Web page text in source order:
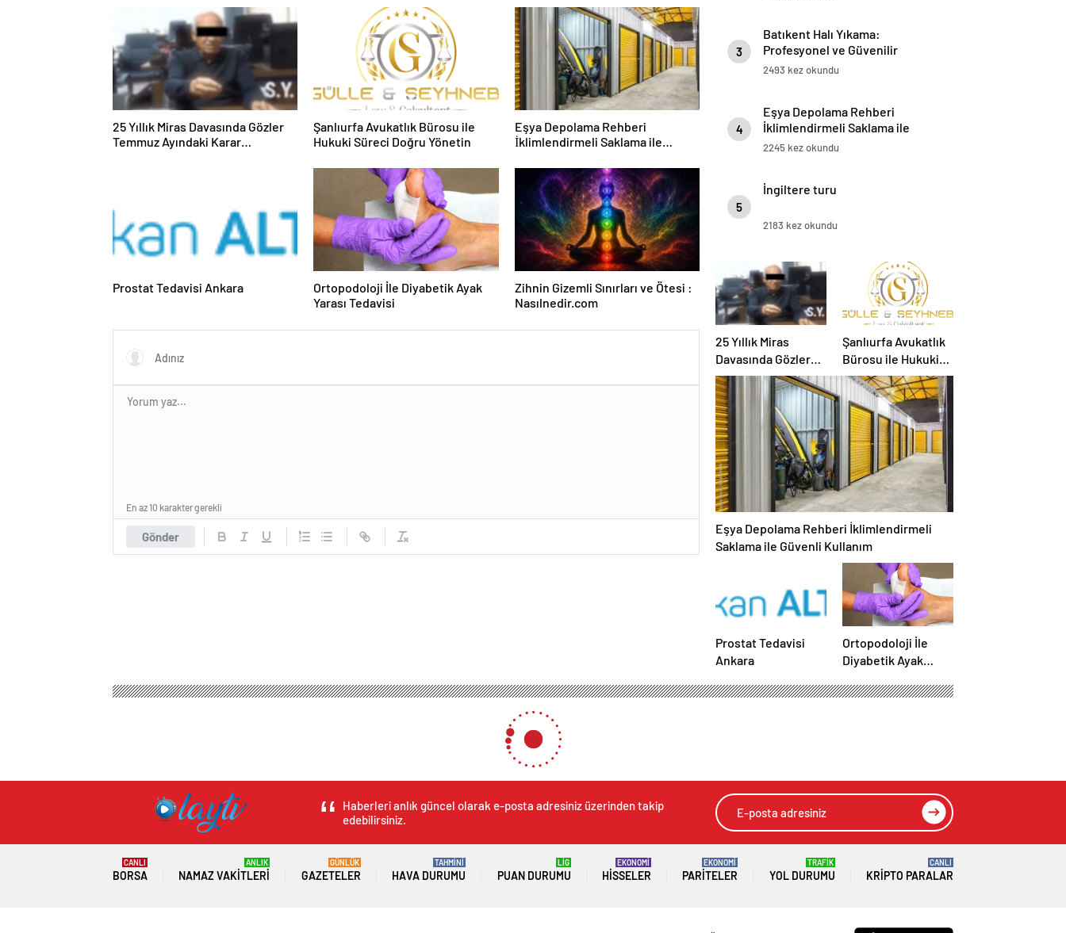
25 Yıllık Miras Davasında Gözler
Temmuz Ayındaki Karar
Şanlıurfa Avukatlık Bürosu ile
Hukuki Süreci Doğru Yönetin
Eşya Depolama Rehberi
İklimlendirmeli Saklama ile
Prostat Tedavisi Ankara
Ortopodoloji İle Diyabetik Ayak
Yarası Tedavisi
Zihnin Gizemli Sınırları ve Ötesi :
Nasılnedir.com
Gönder
En az 10 karakter gerekli
3
Batıkent Halı Yıkama:
Profesyonel ve Güvenilir
Hizmetler
2493 kez okundu
4
Eşya Depolama Rehberi
İklimlendirmeli Saklama ile
Güvenli Kullanım
2245 kez okundu
5
İngiltere turu
2183 kez okundu
25 Yıllık Miras
Davasında Gözler
Temmuz Ayındaki
Karar Duruşmasına
Çevrildi
Şanlıurfa Avukatlık
Bürosu ile Hukuki
Süreci Doğru
Yönetin
Eşya Depolama Rehberi İklimlendirmeli
Saklama ile Güvenli Kullanım
Prostat Tedavisi
Ankara
Ortopodoloji İle
Diyabetik Ayak
Haberleri anlık güncel olarak e-posta adresiniz üzerinden takip
edebilirsiniz.
BORSA
CANLI
NAMAZ VAKITLERI
ANLIK
GAZETELER
GÜNLÜK
HAVA DURUMU
TAHMİNİ
PUAN DURUMU
LİG
HISSELER
EKONOMİ
PARITELER
EKONOMİ
YOL DURUMU
TRAFİK
KRIPTO PARALAR
CANLI